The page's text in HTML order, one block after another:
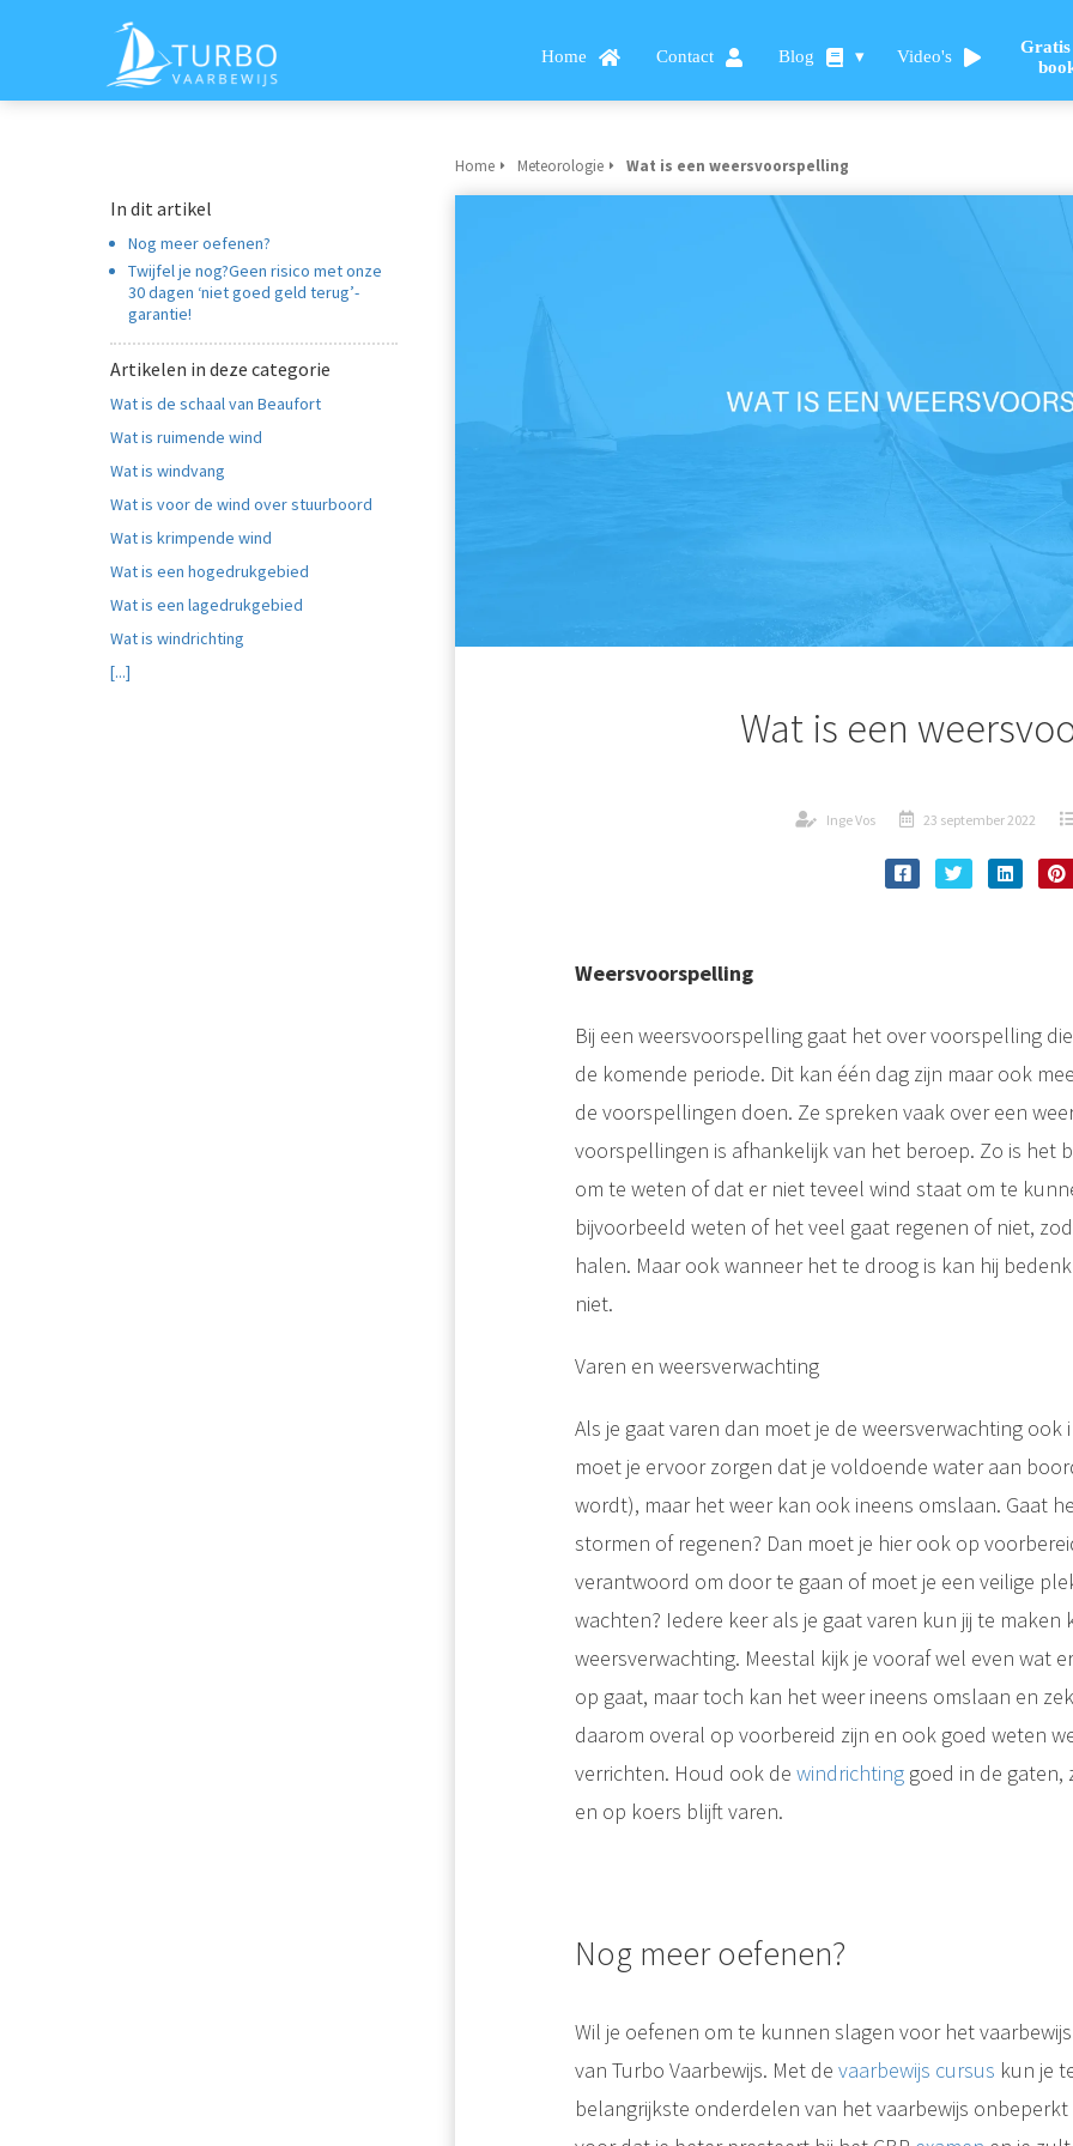
Home Contact Blog Video's
In dit artikel
Nog meer oefenen?
Twijfel je nog?Geen risico met onze
30 dagen ‘niet goed geld terug’-
garantie!
Artikelen in deze categorie
Wat is de schaal van Beaufort
Wat is ruimende wind
Wat is windvang
Wat is voor de wind over stuurboord
Wat is krimpende wind
Wat is een hogedrukgebied
Wat is een lagedrukgebied
Wat is windrichting
[...]
Home Meteorologie Wat is een weersvoorspelling
Wat is een
Inge Vos 23 september 2022
Weersvoorspelling
Bij een weersvoorspelling gaat het over voorspelling
de komende periode. Dit kan één dag zijn maar ook
de voorspellingen doen. Ze spreken vaak over een
voorspellingen is afhankelijk van het beroep. Zo is het
om te weten of dat er niet teveel wind staat om te
bijvoorbeeld weten of het veel gaat regenen of niet,
halen. Maar ook wanneer het te droog is kan hij
niet.
Varen en weersverwachting
Als je gaat varen dan moet je de weersverwachting
moet je ervoor zorgen dat je voldoende water aan
wordt), maar het weer kan ook ineens omslaan. Gaat
stormen of regenen? Dan moet je hier ook op
verantwoord om door te gaan of moet je een veilige
wachten? Iedere keer als je gaat varen kun jij te
weersverwachting. Meestal kijk je vooraf wel even wat
op gaat, maar toch kan het weer ineens omslaan en
daarom overal op voorbereid zijn en ook goed weten
verrichten. Houd ook de windrichtinggoed in de gaten,
en op koers blijft varen.
Nog meer oefenen?
Wil je oefenen om te kunnen slagen voor het
van Turbo Vaarbewijs. Met de vaarbewijs cursus kun je
belangrijkste onderdelen van het vaarbewijs